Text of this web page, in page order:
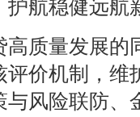
航稳健远航
质量发展的
价机制，维
风险联防、